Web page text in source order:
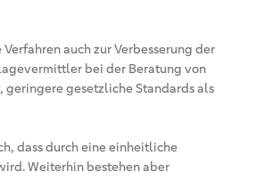
auch zur Verbesserung der
bei der Beratung von
gesetzliche Standards als
dass durch eine einheitliche
Weiterhin bestehen aber